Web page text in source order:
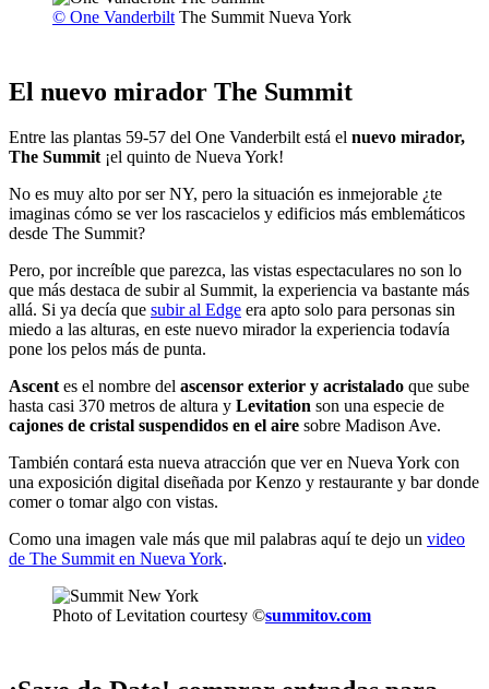
© One Vanderbilt The Summit Nueva York
El nuevo mirador The Summit
Entre las plantas 59-57 del One Vanderbilt está el nuevo mirador,
The Summit¡el quinto de Nueva York!
No es muy alto por ser NY, pero la situación es inmejorable ¿te
imaginas cómo se ver los rascacielos y edificios más emblemáticos
desde The Summit?
Pero, por increíble que parezca, las vistas espectaculares no son lo
que más destaca de subir al Summit, la experiencia va bastante más
allá. Si ya decía que subir al Edge era apto solo para personas sin
miedo a las alturas, en este nuevo mirador la experiencia todavía
pone los pelos más de punta.
Ascentes el nombre del ascensor exterior y acristalado que sube
hasta casi 370 metros de altura y Levitation son una especie de
cajones de cristal suspendidos en el aire sobre Madison Ave.
También contará esta nueva atracción que ver en Nueva York con
una exposición digital diseñada por Kenzo y restaurante y bar donde
comer o tomar algo con vistas.
Como una imagen vale más que mil palabras aquí te dejo un video
de The Summit en Nueva York.
Photo of Levitation courtesy ©summitov.com